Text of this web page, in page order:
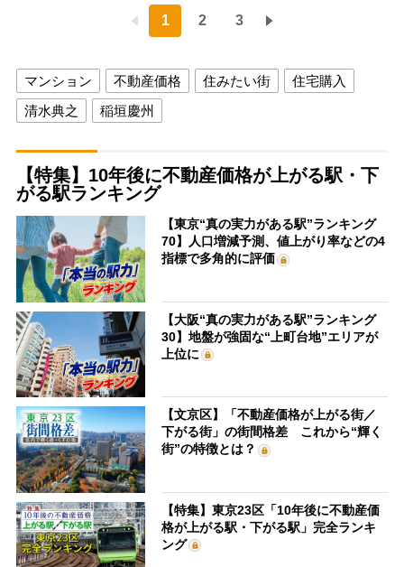
1 2 3
マンション 不動産価格 住みたい街
住宅購入
清水典之
稲垣慶州
【特集】10年後に不動産価格が上がる駅・下
がる駅ランキング
【東京“真の実力がある駅”ランキング
70】人口増減予測、値上がり率などの4
指標で多角的に評価
【大阪“真の実力がある駅”ランキング
30】地盤が強固な“上町台地”エリアが
上位に
【文京区】「不動産価格が上がる街／
下がる街」の街間格差 これから“輝く
街”の特徴とは？
【特集】東京23区「10年後に不動産価
格が上がる駅・下がる駅」完全ランキ
ング